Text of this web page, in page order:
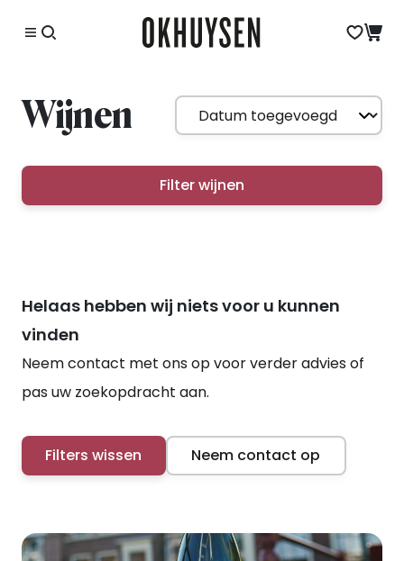
Wijnen
Filter wijnen
Helaas hebben wij niets voor u kunnen
vinden
Neem contact met ons op voor verder advies of
pas uw zoekopdracht aan.
Filters wissen Neem contact op